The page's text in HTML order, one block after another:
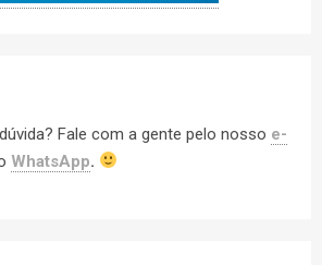
Fale com a gente pelo nosso e-
WhatsApp.